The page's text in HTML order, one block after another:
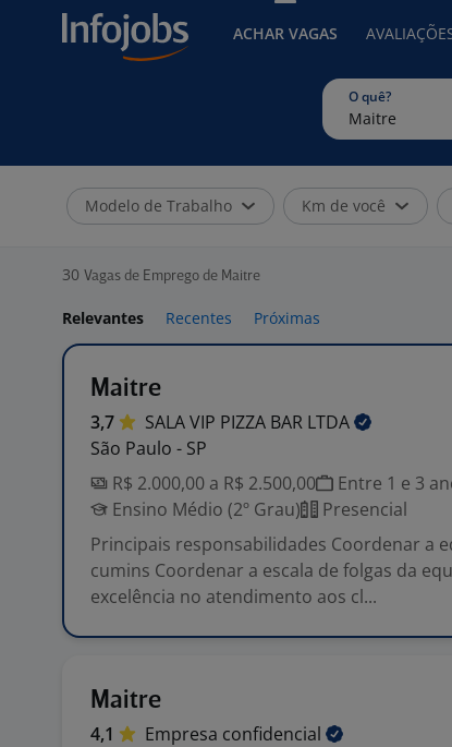
ACHAR VAGAS
O quê?
Modelo de Trabalho Km de você
30 Vagas de Emprego de Maitre
Relevantes Recentes Próximas
Maitre
3,7 SALA VIP PIZZA BAR LTDA
São Paulo - SP
R$ 2.000,00 a R$ 2.500,00
Entre 1 e 3
Ensino Médio (2º Grau)
Presencial
Principais responsabilidades Coordenar a
cumins Coordenar a escala de folgas da
excelência no atendimento aos cl...
Maitre
4,1 Empresa confidencial